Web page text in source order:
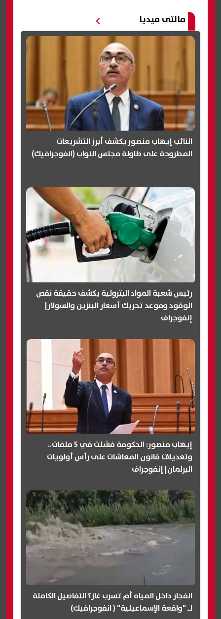
مالتى ميديا
النائب إيهاب منصور يكشف أبرز التشريعات
المطروحة على طاولة مجلس النواب (انفوجرافيك)
رئيس شعبة المواد البترولية يكشف حقيقة نقص
الوقود وموعد تحريك أسعار البنزين والسولار|
إنفوجراف
إيهاب منصور: الحكومة فشلت في 5 ملفات..
وتعديلات قانون المعاشات على رأس أولويات
البرلمان| إنفوجراف
انفجار داخل المياه أم تسرب غاز؟ التفاصيل الكاملة
لـ "واقعة الإسماعيلية" ( انفوجرافيك)